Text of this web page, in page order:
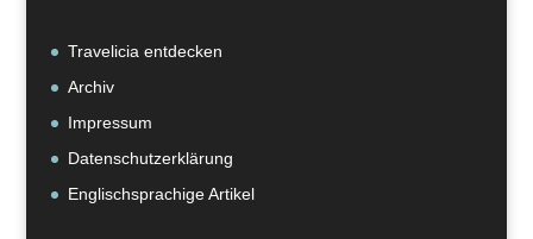
Travelicia entdecken
Archiv
Impressum
Datenschutzerklärung
Englischsprachige Artikel